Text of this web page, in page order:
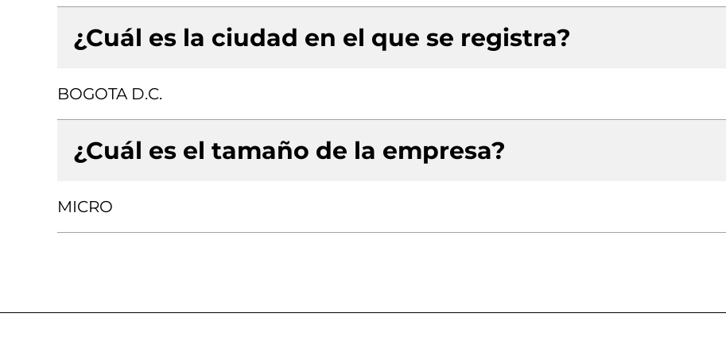
¿Cuál es la ciudad en el que se registra?
BOGOTA D.C.
¿Cuál es el tamaño de la empresa?
MICRO